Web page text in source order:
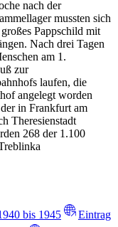
nach der
mussten sich
Pappschild mit
Nach drei Tagen
am 1.
zur
laufen, die
angelegt worden
in Frankfurt am
Theresienstadt
268 der 1.100
bis 1945
Eintrag